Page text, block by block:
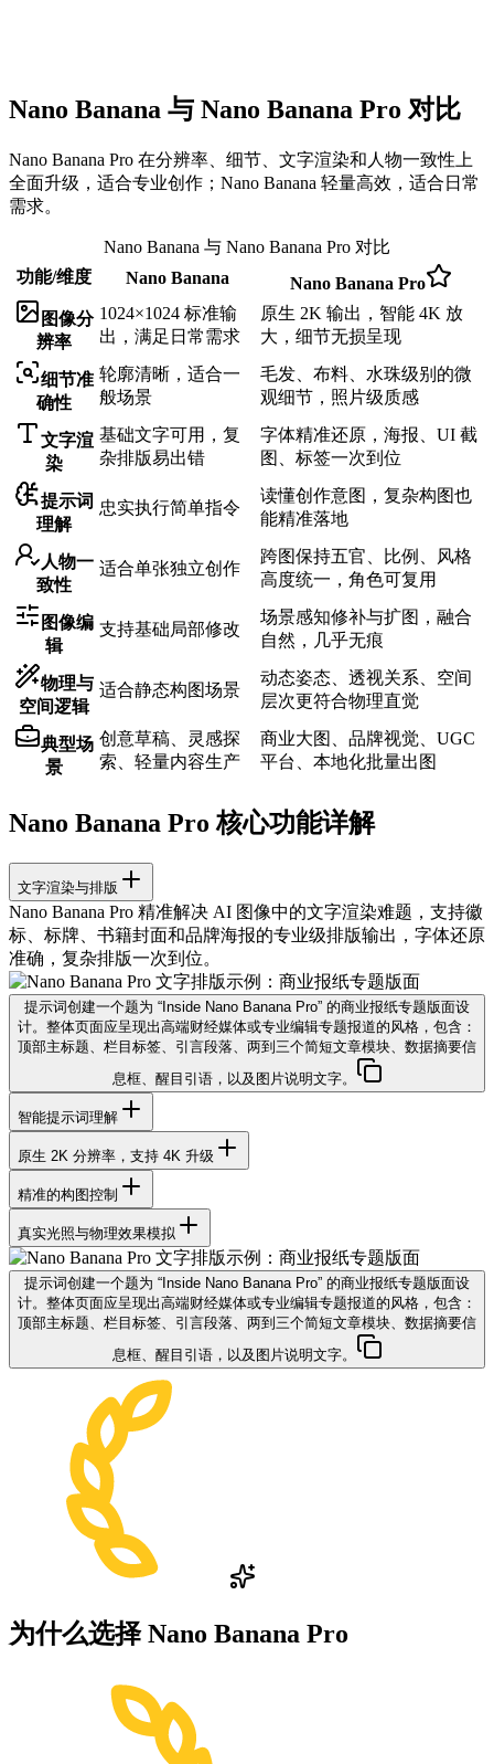
Nano Banana 与 Nano Banana Pro 对比
Nano Banana Pro 在分辨率、细节、文字渲染和人物一致性上
全面升级，适合专业创作；Nano Banana 轻量高效，适合日常
需求。
Nano Banana 与 Nano Banana Pro 对比
功能/维度
Nano Banana
Nano Banana Pro
图像分
辨率
1024×1024 标准输
出，满足日常需求
原生 2K 输出，智能 4K 放
大，细节无损呈现
细节准
确性
轮廓清晰，适合一
般场景
毛发、布料、水珠级别的微
观细节，照片级质感
文字渲
染
基础文字可用，复
杂排版易出错
字体精准还原，海报、UI 截
图、标签一次到位
提示词
理解
忠实执行简单指令
读懂创作意图，复杂构图也
能精准落地
人物一
致性
适合单张独立创作
跨图保持五官、比例、风格
高度统一，角色可复用
图像编
辑
支持基础局部修改
场景感知修补与扩图，融合
自然，几乎无痕
物理与
空间逻辑
适合静态构图场景
动态姿态、透视关系、空间
层次更符合物理直觉
典型场
景
创意草稿、灵感探
索、轻量内容生产
商业大图、品牌视觉、UGC
平台、本地化批量出图
Nano Banana Pro 核心功能详解
文字渲染与排版
Nano Banana Pro 精准解决 AI 图像中的文字渲染难题，支持徽
标、标牌、书籍封面和品牌海报的专业级排版输出，字体还原
准确，复杂排版一次到位。
提示词创建一个题为 “Inside Nano Banana Pro” 的商业报纸专题版面设
计。整体页面应呈现出高端财经媒体或专业编辑专题报道的风格，包含：
顶部主标题、栏目标签、引言段落、两到三个简短文章模块、数据摘要信
息框、醒目引语，以及图片说明文字。
智能提示词理解
原生 2K 分辨率，支持 4K 升级
精准的构图控制
真实光照与物理效果模拟
提示词创建一个题为 “Inside Nano Banana Pro” 的商业报纸专题版面设
计。整体页面应呈现出高端财经媒体或专业编辑专题报道的风格，包含：
顶部主标题、栏目标签、引言段落、两到三个简短文章模块、数据摘要信
息框、醒目引语，以及图片说明文字。
为什么选择Nano Banana Pro